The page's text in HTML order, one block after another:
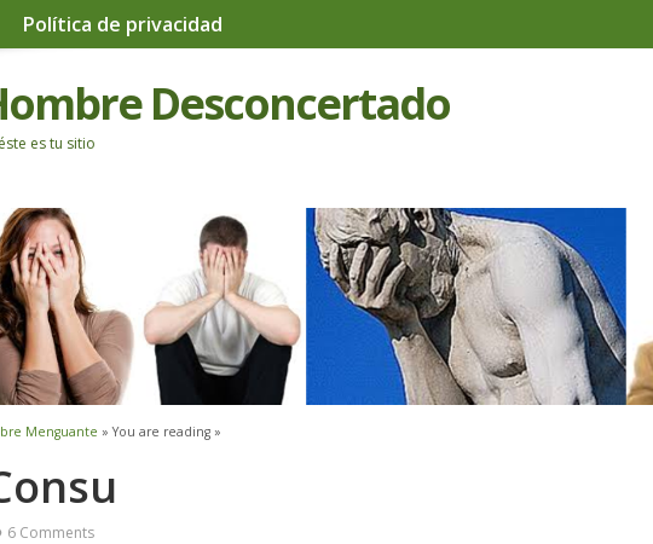
Política de privacidad
Desconcertado
es tu sitio
Menguante » You are reading »
6 Comments